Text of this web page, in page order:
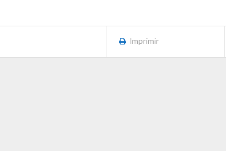
Imprimir